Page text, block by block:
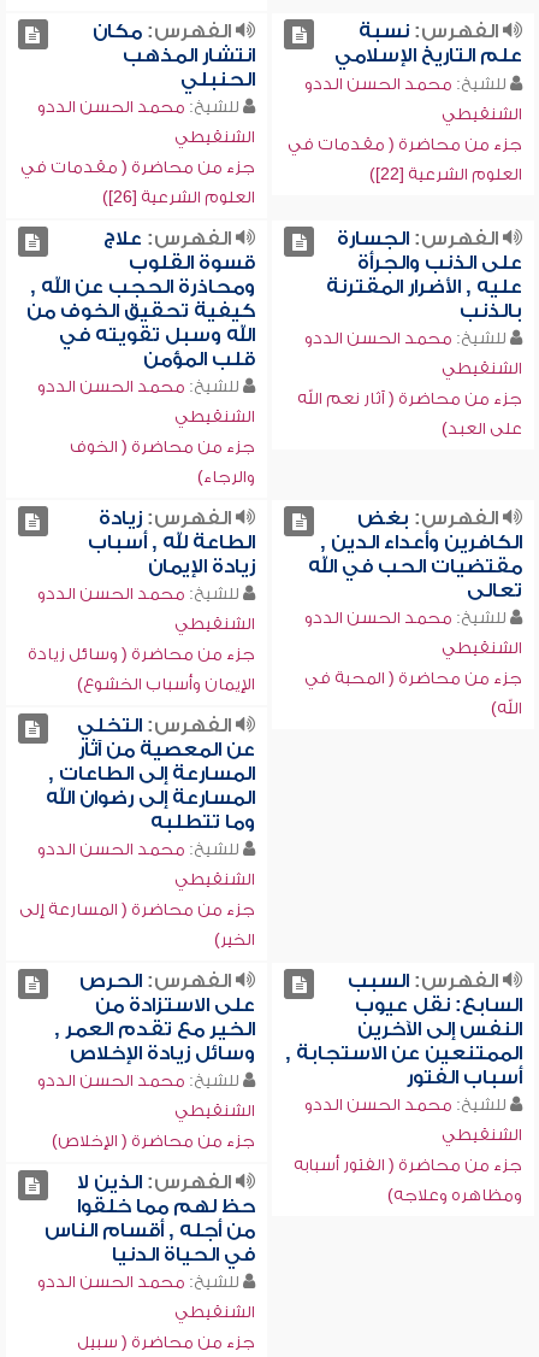
الفهرس:نسبة
علم التاريخ الإسلامي
للشيخ: محمد الحسن الددو
الشنقيطي
جزء من محاضرة ( مقدمات في
العلوم الشرعية [22])
الفهرس:مكان
انتشار المذهب
الحنبلي
للشيخ: محمد الحسن الددو
الشنقيطي
جزء من محاضرة ( مقدمات في
العلوم الشرعية [26])
الفهرس:الجسارة
على الذنب والجرأة
عليه , الأضرار المقترنة
بالذنب
للشيخ: محمد الحسن الددو
الشنقيطي
جزء من محاضرة ( آثار نعم الله
على العبد)
الفهرس: علاج
قسوة القلوب
ومحاذرة الحجب عن الله ,
كيفية تحقيق الخوف من
الله وسبل تقويته في
قلب المؤمن
للشيخ: محمد الحسن الددو
الشنقيطي
جزء من محاضرة ( الخوف
والرجاء)
الفهرس: بغض
الكافرين وأعداء الدين ,
مقتضيات الحب في الله
تعالى
للشيخ: محمد الحسن الددو
الشنقيطي
جزء من محاضرة ( المحبة في
الله)
الفهرس:زيادة
الطاعة لله , أسباب
زيادة الإيمان
للشيخ: محمد الحسن الددو
الشنقيطي
جزء من محاضرة ( وسائل زيادة
الإيمان وأسباب الخشوع)
الفهرس:التخلي
عن المعصية من آثار
المسارعة إلى الطاعات ,
المسارعة إلى رضوان الله
وما تتطلبه
للشيخ: محمد الحسن الددو
الشنقيطي
جزء من محاضرة ( المسارعة إلى
الخير)
الفهرس:السبب
السابع: نقل عيوب
النفس إلى الآخرين
الممتنعين عن الاستجابة ,
أسباب الفتور
للشيخ: محمد الحسن الددو
الشنقيطي
جزء من محاضرة ( الفتور أسبابه
ومظاهره وعلاجه)
الفهرس:الحرص
على الاستزادة من
الخير مع تقدم العمر ,
وسائل زيادة الإخلاص
للشيخ: محمد الحسن الددو
الشنقيطي
جزء من محاضرة ( الإخلاص)
الفهرس:الذين لا
حظ لهم مما خلقوا
من أجله , أقسام الناس
في الحياة الدنيا
للشيخ: محمد الحسن الددو
الشنقيطي
جزء من محاضرة ( سبيل